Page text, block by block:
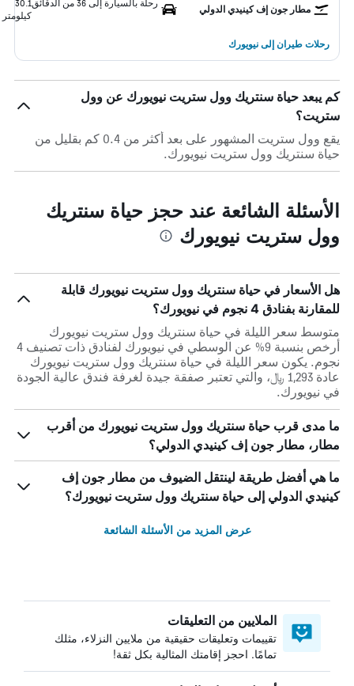
مطار جون إف كينيدي الدولي
رحلة بالسيارة إلى 36 من الدقائق
30.1
كيلومتر
رحلات طيران إلى نيويورك
كم يبعد حياة سنتريك وول ستريت نيويورك عن وول
ستريت؟
يقع وول ستريت المشهور على بعد أكثر من 0.4 كم بقليل من
حياة سنتريك وول ستريت نيويورك.
الأسئلة الشائعة عند حجز حياة سنتريك
وول ستريت نيويورك
هل الأسعار في حياة سنتريك وول ستريت نيويورك قابلة
للمقارنة بفنادق 4 نجوم في نيويورك؟
متوسط سعر الليلة في حياة سنتريك وول ستريت نيويورك
أرخص بنسبة 9% عن الوسطي في نيويورك لفنادق ذات تصنيف 4
نجوم. يكون سعر الليلة في حياة سنتريك وول ستريت نيويورك
عادة 1,293 ﷼، والتي تعتبر صفقة جيدة لغرفة فندق عالية الجودة
في نيويورك.
ما مدى قرب حياة سنتريك وول ستريت نيويورك من أقرب
مطار، مطار جون إف كينيدي الدولي؟
ما هي أفضل طريقة لينتقل الضيوف من مطار جون إف
كينيدي الدولي إلى حياة سنتريك وول ستريت نيويورك؟
عرض المزيد من الأسئلة الشائعة
الملايين من التعليقات
تقييمات وتعليقات حقيقية من ملايين النزلاء، مثلك
تمامًا. احجز إقامتك المثالية بكل ثقة!